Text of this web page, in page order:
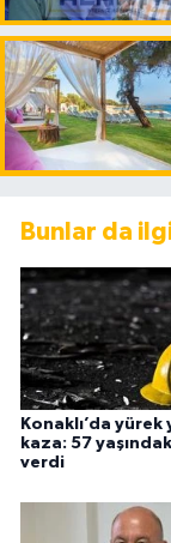
Bunlar da
Konaklı’da yürek
kaza: 57
verdi